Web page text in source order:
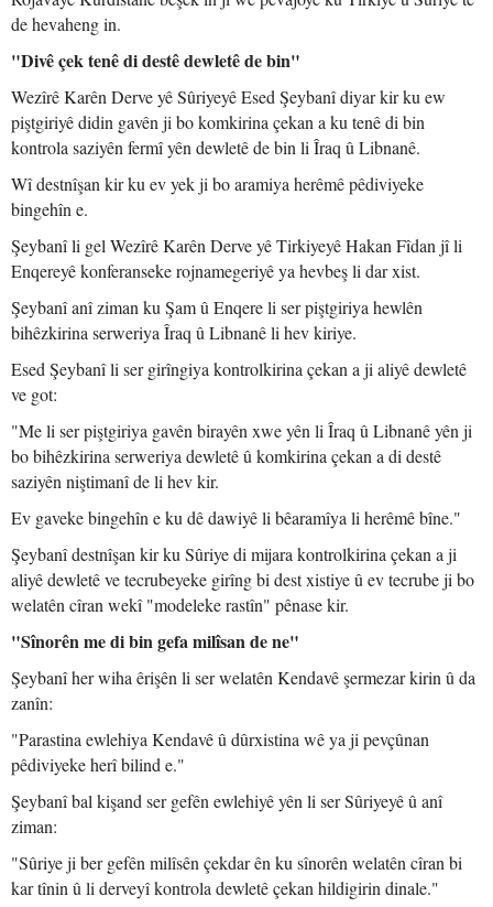
de hevaheng in.
"Divê çek tenê di destê dewletê de bin"
Wezîrê Karên Derve yê Sûriyeyê Esed Şeybanî diyar kir ku ew
piştgiriyê didin gavên ji bo komkirina çekan a ku tenê di bin
kontrola saziyên fermî yên dewletê de bin li Îraq û Libnanê.
Wî destnîşan kir ku ev yek ji bo aramiya herêmê pêdiviyeke
bingehîn e.
Şeybanî li gel Wezîrê Karên Derve yê Tirkiyeyê Hakan Fîdan jî li
Enqereyê konferanseke rojnamegeriyê ya hevbeş li dar xist.
Şeybanî anî ziman ku Şam û Enqere li ser piştgiriya hewlên
bihêzkirina serweriya Îraq û Libnanê li hev kiriye.
Esed Şeybanî li ser girîngiya kontrolkirina çekan a ji aliyê dewletê
ve got:
"Me li ser piştgiriya gavên birayên xwe yên li Îraq û Libnanê yên ji
bo bihêzkirina serweriya dewletê û komkirina çekan a di destê
saziyên niştimanî de li hev kir.
Ev gaveke bingehîn e ku dê dawiyê li bêaramîya li herêmê bîne."
Şeybanî destnîşan kir ku Sûriye di mijara kontrolkirina çekan a ji
aliyê dewletê ve tecrubeyeke girîng bi dest xistiye û ev tecrube ji bo
welatên cîran wekî "modeleke rastîn" pênase kir.
"Sînorên me di bin gefa milîsan de ne"
Şeybanî her wiha êrişên li ser welatên Kendavê şermezar kirin û da
zanîn:
"Parastina ewlehiya Kendavê û dûrxistina wê ya ji pevçûnan
pêdiviyeke herî bilind e."
Şeybanî bal kişand ser gefên ewlehiyê yên li ser Sûriyeyê û anî
ziman:
"Sûriye ji ber gefên milîsên çekdar ên ku sînorên welatên cîran bi
kar tînin û li derveyî kontrola dewletê çekan hildigirin dinale."